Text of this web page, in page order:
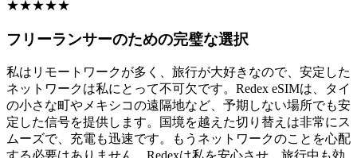
★★★★★
フリーランサーのための完璧な選択
私はリモートワークが多く、旅行が大好きなので、安定した
ネットワークは私にとって不可欠です。Redex eSIMは、タイ
の小さな町やメキシコの遠隔地など、予期しない場所でも安
定した信号を提供します。国境を越えた切り替えは非常にス
ムーズで、充電も迅速です。もうネットワークのことを心配